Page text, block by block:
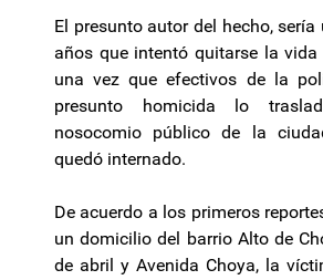
El presunto autor del hecho,
años que intentó quitarse la
una vez que efectivos de la
presunto homicida lo
nosocomio público de la
quedó internado.
De acuerdo a los primeros
un domicilio del barrio Alto de
de abril y Avenida Choya, la